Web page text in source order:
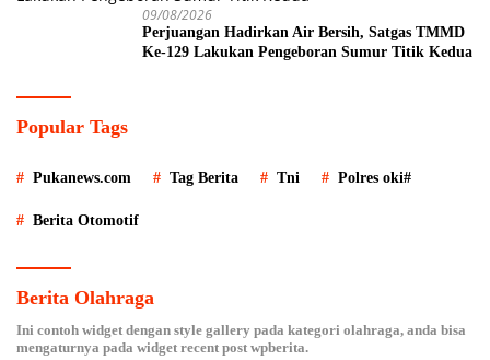
09/08/2026
Perjuangan Hadirkan Air Bersih, Satgas TMMD
Ke-129 Lakukan Pengeboran Sumur Titik Kedua
Popular Tags
Pukanews.com Tag Berita Tni Polres oki#
Berita Otomotif
Berita Olahraga
Ini contoh widget dengan style gallery pada kategori olahraga, anda bisa
mengaturnya pada widget recent post wpberita.